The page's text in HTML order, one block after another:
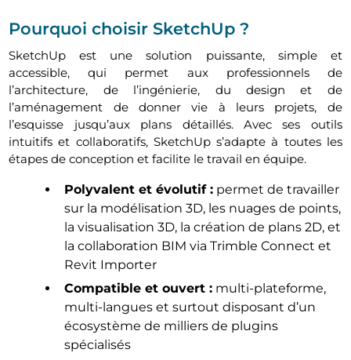
Pourquoi choisir SketchUp ?
SketchUp est une solution puissante, simple et
accessible, qui permet aux professionnels de
l’architecture, de l’ingénierie, du design et de
l’aménagement de donner vie à leurs projets, de
l’esquisse jusqu’aux plans détaillés. Avec ses outils
intuitifs et collaboratifs, SketchUp s’adapte à toutes les
étapes de conception et facilite le travail en équipe.
Polyvalent et évolutif :permet de travailler
sur la modélisation 3D, les nuages de points,
la visualisation 3D, la création de plans 2D, et
la collaboration BIM via Trimble Connect et
Revit Importer
Compatible et ouvert :multi-plateforme,
multi-langues et surtout disposant d’un
écosystème de milliers de plugins
spécialisés